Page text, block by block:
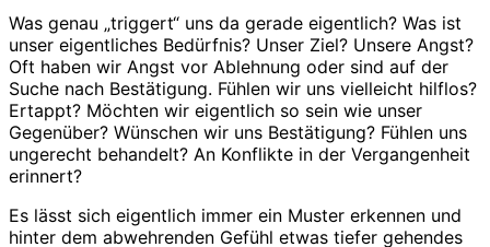
Was genau „triggert“ uns da gerade eigentlich? Was ist
unser eigentliches Bedürfnis? Unser Ziel? Unsere Angst?
Oft haben wir Angst vor Ablehnung oder sind auf der
Suche nach Bestätigung. Fühlen wir uns vielleicht hilflos?
Ertappt? Möchten wir eigentlich so sein wie unser
Gegenüber? Wünschen wir uns Bestätigung? Fühlen uns
ungerecht behandelt? An Konflikte in der Vergangenheit
erinnert?
Es lässt sich eigentlich immer ein Muster erkennen und
hinter dem abwehrenden Gefühl etwas tiefer gehendes